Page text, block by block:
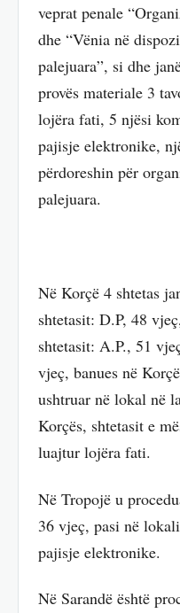
veprat penale
dhe “Vënia në
palejuara”, si dhe
provës materiale 3
lojëra fati, 5 njësi
pajisje elektronike,
përdoreshin për
palejuara.
Në Korçë 4 shtetas
shtetasit: D.P, 48
shtetasit: A.P., 51
vjeç, banues në
ushtruar në lokal në
Korçës, shtetasit e
luajtur lojëra fati.
Në Tropojë u
36 vjeç, pasi në
pajisje elektronike.
Në Sarandë është